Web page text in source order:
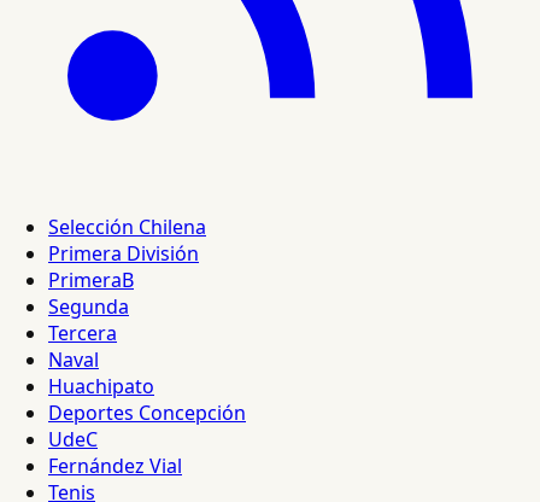
Selección Chilena
Primera División
PrimeraB
Segunda
Tercera
Naval
Huachipato
Deportes Concepción
UdeC
Fernández Vial
Tenis